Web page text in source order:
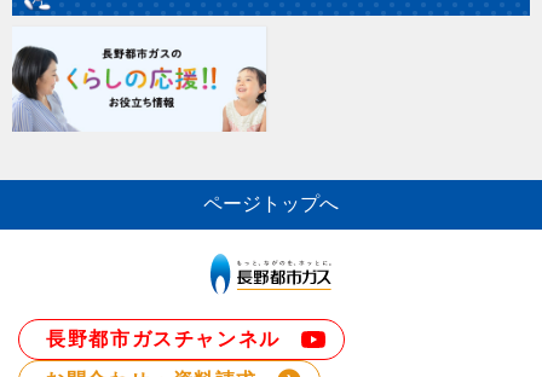
ページトップへ
長野都市ガスチャンネル